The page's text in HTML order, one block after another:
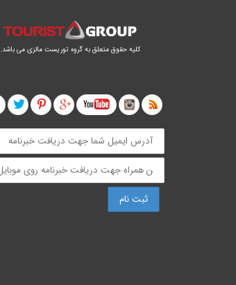
کلیه حقوق متعلق به گروه توریست مالزی می باشد.